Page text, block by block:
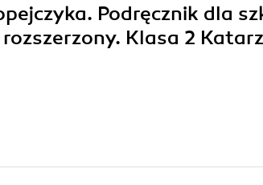
Podręcznik dla
Klasa 2